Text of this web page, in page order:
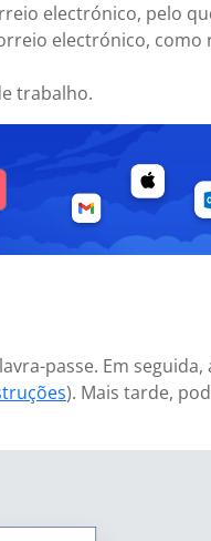
electrónico, pelo
electrónico, como
trabalho.
passe. Em seguida,
). Mais tarde,